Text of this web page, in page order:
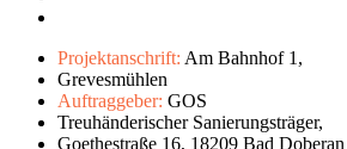
Projektanschrift: Am Bahnhof 1,
Grevesmühlen
Auftraggeber: GOS
Treuhänderischer Sanierungsträger,
Goethestraße 16, 18209 Bad Doberan